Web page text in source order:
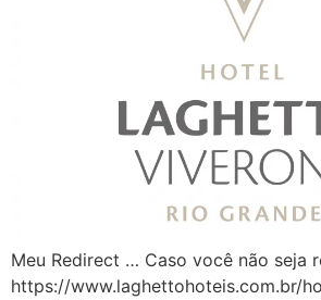
Meu Redirect … Caso você não seja
https://www.laghettohoteis.com.br/